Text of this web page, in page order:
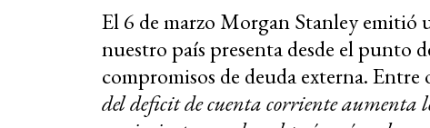
El 6 de marzo Morgan Stanley emitió
nuestro país presenta desde el punto
compromisos de deuda externa.
del deficit de cuenta corriente aumenta